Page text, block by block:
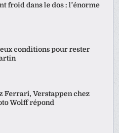
froid dans le dos : l’énorme
conditions pour rester
Ferrari, Verstappen chez
Wolff répond